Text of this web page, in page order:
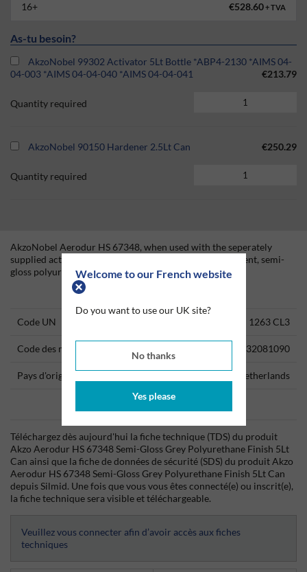
Welcome to our French website
Do you want to use our UK site?
No thanks
Yes please
16+ €528.60+ TVA
As-tu besoin?
AkzoNobel 99302 Activator 5Lt Bottle *ABP4-2130 *AIMS 04-
04-003 *AIMS 04-04-040 *AIMS 04-04-041
€213.79
Quantity required
AkzoNobel 90150 Hardener 2.5Lt Can €250.29
Quantity required
AkzoNobel Aerodur HS 67348, when used with the seperately
supplied activator and hardener, forms a three component, semi-
gloss polyurethane finish for interior use.
Code UN 1263 CL3
Code des marchandises 32081090
Pays d'origine Netherlands
Téléchargez dès aujourd'hui la fiche technique (TDS) du produit
Akzo Aerodur HS 67348 Semi-Gloss Grey Polyurethane Finish 5Lt
Can ainsi que la fiche de données de sécurité (SDS) du produit Akzo
Aerodur HS 67348 Semi-Gloss Grey Polyurethane Finish 5Lt Can
depuis Silmid. Une fois que vous vous êtes connecté(e) ou inscrit(e),
la fiche technique sera visible et téléchargeable.
Veuillez vous connecter afin d’avoir accès aux fiches
techniques